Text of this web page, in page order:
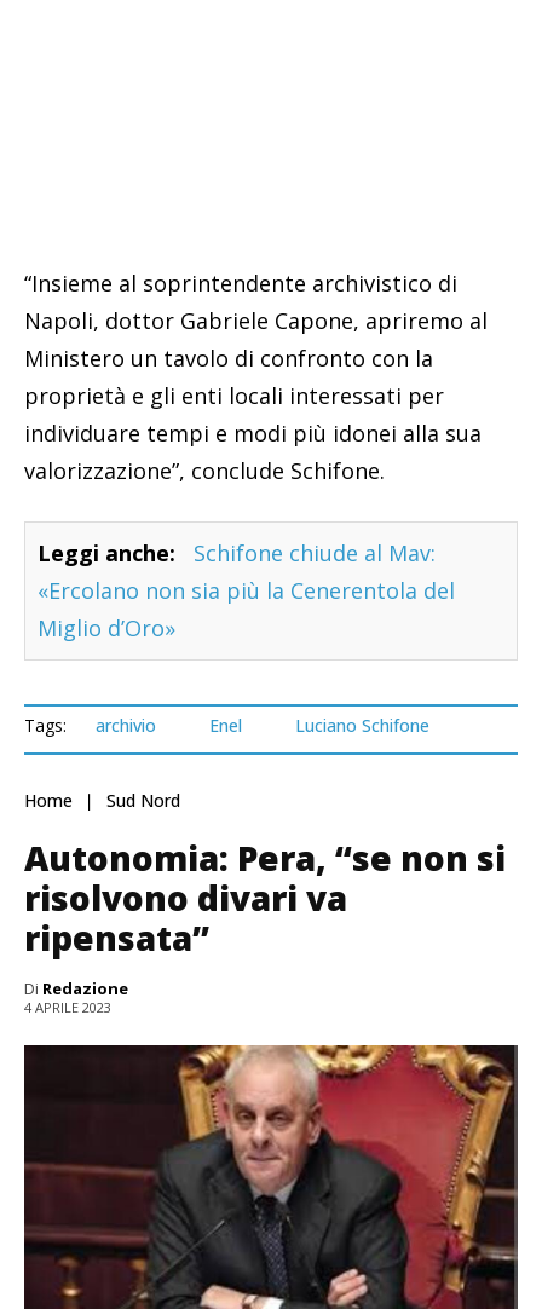
“Insieme al soprintendente archivistico di
Napoli, dottor Gabriele Capone, apriremo al
Ministero un tavolo di confronto con la
proprietà e gli enti locali interessati per
individuare tempi e modi più idonei alla sua
valorizzazione”, conclude Schifone.
Leggi anche:
Schifone chiude al Mav:
«Ercolano non sia più la Cenerentola del
Miglio d’Oro»
Tags: archivio Enel Luciano Schifone
Home Sud Nord
Autonomia: Pera, “se non si
risolvono divari va
ripensata”
Di Redazione
4 APRILE 2023